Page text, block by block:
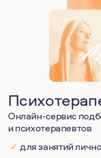
Онлайн-сервис
и психотерапевтов
✓ для занятий